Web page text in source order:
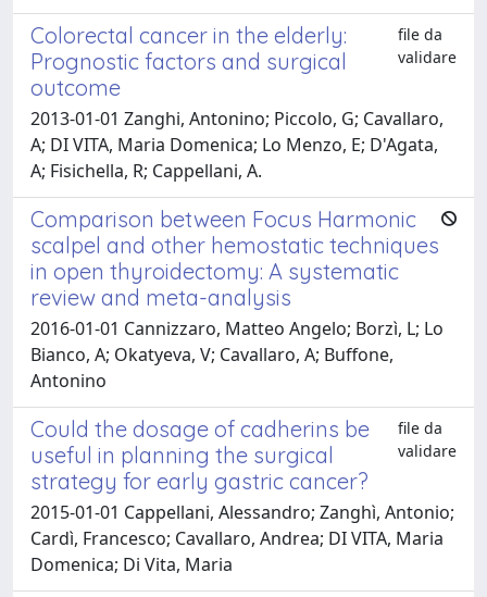
Colorectal cancer in the elderly:
Prognostic factors and surgical
outcome
file da
validare
2013-01-01 Zanghi, Antonino; Piccolo, G; Cavallaro,
A; DI VITA, Maria Domenica; Lo Menzo, E; D'Agata,
A; Fisichella, R; Cappellani, A.
Comparison between Focus Harmonic
scalpel and other hemostatic techniques
in open thyroidectomy: A systematic
review and meta-analysis
2016-01-01 Cannizzaro, Matteo Angelo; Borzì, L; Lo
Bianco, A; Okatyeva, V; Cavallaro, A; Buffone,
Antonino
Could the dosage of cadherins be
useful in planning the surgical
strategy for early gastric cancer?
file da
validare
2015-01-01 Cappellani, Alessandro; Zanghì, Antonio;
Cardì, Francesco; Cavallaro, Andrea; DI VITA, Maria
Domenica; Di Vita, Maria